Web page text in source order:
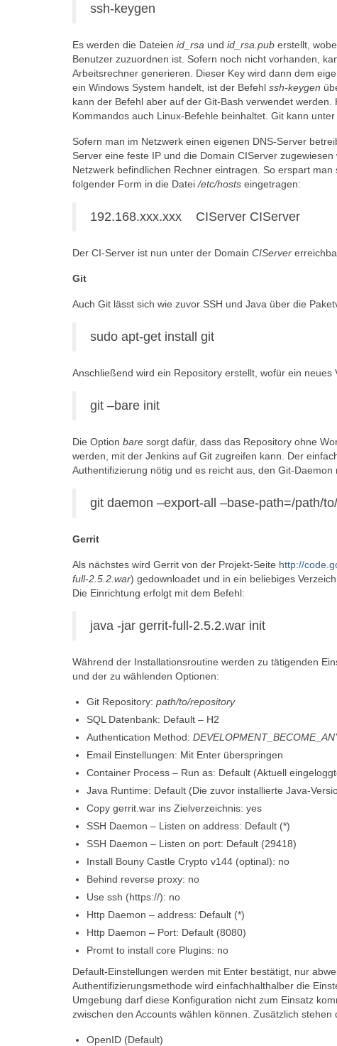
ssh-keygen
Es werden die Dateien id_rsa und id_rsa.pub erstellt,
Benutzer zuzuordnen ist. Sofern noch nicht vorhanden,
Arbeitsrechner generieren. Dieser Key wird dann dem
ein Windows System handelt, ist der Befehl ssh-keygen
kann der Befehl aber auf der Git-Bash verwendet
Kommandos auch Linux-Befehle beinhaltet. Git kann unter
Sofern man im Netzwerk einen eigenen DNS-Server
Server eine feste IP und die Domain CIServer
Netzwerk befindlichen Rechner eintragen. So erspart
folgender Form in die Datei /etc/hosts eingetragen:
192.168.xxx.xxx CIServer CIServer
Der CI-Server ist nun unter der Domain CIServer
Git
Auch Git lässt sich wie zuvor SSH und Java über die
sudo apt-get install git
Anschließend wird ein Repository erstellt, wofür ein
git –bare init
Die Option bare sorgt dafür, dass das Repository ohne
werden, mit der Jenkins auf Git zugreifen kann. Der
Authentifizierung nötig und es reicht aus, den Git-
git daemon –export-all –base-path=/path/
Gerrit
Als nächstes wird Gerrit von der Projekt-Seite http://
full-2.5.2.war) gedownloadet und in ein beliebiges
Die Einrichtung erfolgt mit dem Befehl:
java -jar gerrit-full-2.5.2.war init
Während der Installationsroutine werden zu tätigenden
und der zu wählenden Optionen:
Git Repository: path/to/repository
SQL Datenbank: Default – H2
Authentication Method:
Email Einstellungen: Mit Enter überspringen
Container Process – Run as: Default (Aktuell
Java Runtime: Default (Die zuvor installierte Java-
Copy gerrit.war ins Zielverzeichnis: yes
SSH Daemon – Listen on address: Default (*)
SSH Daemon – Listen on port: Default (29418)
Install Bouny Castle Crypto v144 (optinal): no
Behind reverse proxy: no
Use ssh (https://): no
Http Daemon – address: Default (*)
Http Daemon – Port: Default (8080)
Promt to install core Plugins: no
Default-Einstellungen werden mit Enter bestätigt, nur
Authentifizierungsmethode wird einfachhalthalber die
Umgebung darf diese Konfiguration nicht zum Einsatz
zwischen den Accounts wählen können. Zusätzlich
OpenID (Default)